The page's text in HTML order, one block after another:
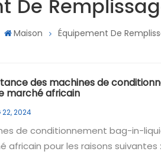
De
Maison Équipement De
des machines de
marché africain
22, 2024
de conditionnement bag-in-liquide sont importants
africain pour les raisons